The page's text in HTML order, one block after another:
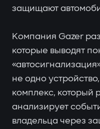
защищают
Компания Gazer
которые выводят
не одно
комплекс, который
анализирует
владельца через